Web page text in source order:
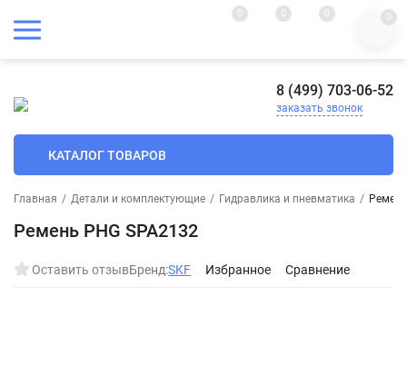
0 0 0 0
8 (499) 703-06-52
заказать звонок
КАТАЛОГ ТОВАРОВ
Главная / Детали и комплектующие / Гидравлика и пневматика /
Ремень PHG SPA2132
Оставить отзывБренд:SKF Избранное Сравнение